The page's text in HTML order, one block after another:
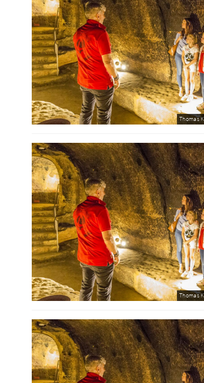
Thomas
Thomas